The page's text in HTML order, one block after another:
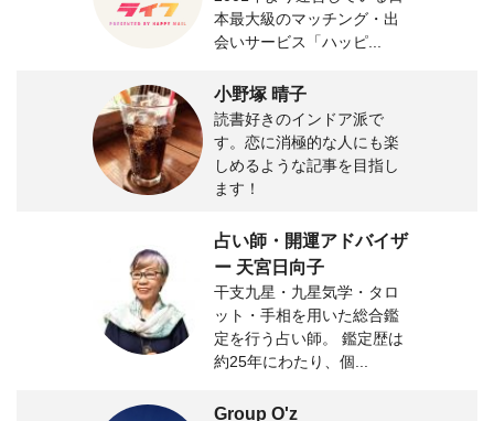
本最大級のマッチング・出
会いサービス「ハッピ...
小野塚 晴子
読書好きのインドア派で
す。恋に消極的な人にも楽
しめるような記事を目指し
ます！
占い師・開運アドバイザ
ー 天宮日向子
干支九星・九星気学・タロ
ット・手相を用いた総合鑑
定を行う占い師。 鑑定歴は
約25年にわたり、個...
Group O'z